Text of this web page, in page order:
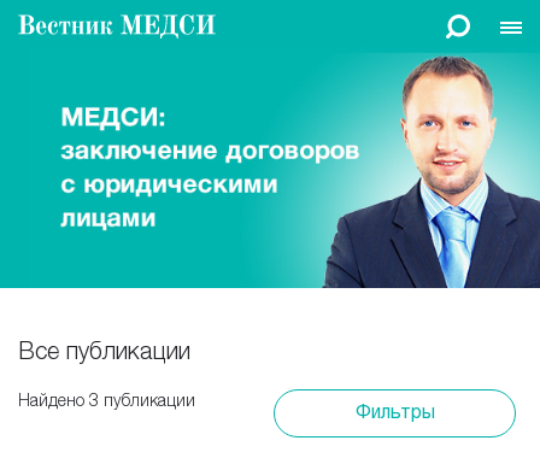
Все публикации
Найдено 3 публикации
Фильтры